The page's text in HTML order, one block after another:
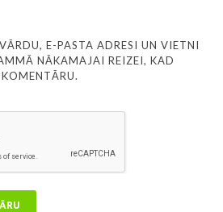
E-PASTA ADRESI UN VIETNI
NĀKAMAJAI REIZEI, KAD